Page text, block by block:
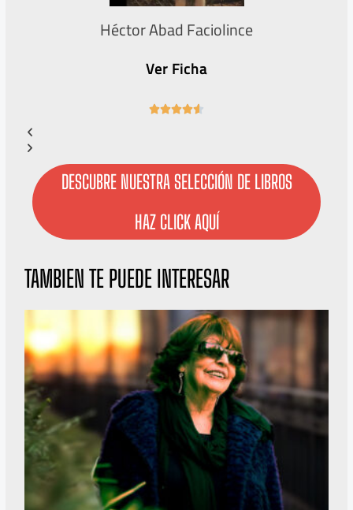
Héctor Abad Faciolince
Ver Ficha

5
DESCUBRE NUESTRA SELECCIÓN DE LIBROS
HAZ CLICK AQUÍ
TAMBIEN TE PUEDE INTERESAR